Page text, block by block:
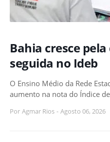
Bahia cresce
seguida no Ideb
O Ensino Médio da Rede
aumento na nota do Índice
Por Agmar Rios - Agosto 06, 2026